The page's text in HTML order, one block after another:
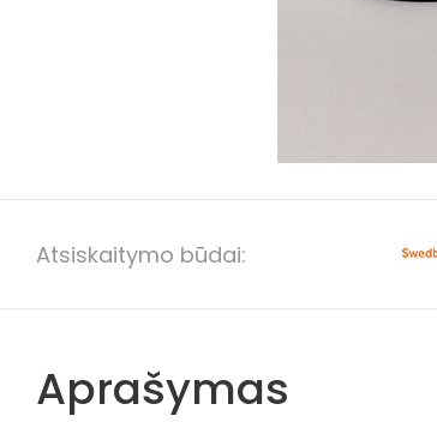
Atsiskaitymo būdai:
Aprašymas